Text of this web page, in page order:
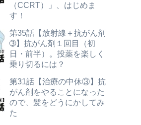
（CCRT）」、はじめま
す！
第35話【放射線＋抗がん剤
➂】抗がん剤１回目（初
日・前半）。投薬を楽しく
乗り切るには？
第31話【治療の中休③】抗
がん剤をやることになった
ので、髪をどうにかしてみ
た